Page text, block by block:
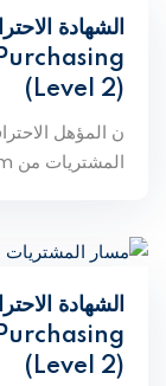
الشهادة
(Level 2)
ن المؤهل
المشتريات من Ioscm: ...
الشهادة
(Level 2)